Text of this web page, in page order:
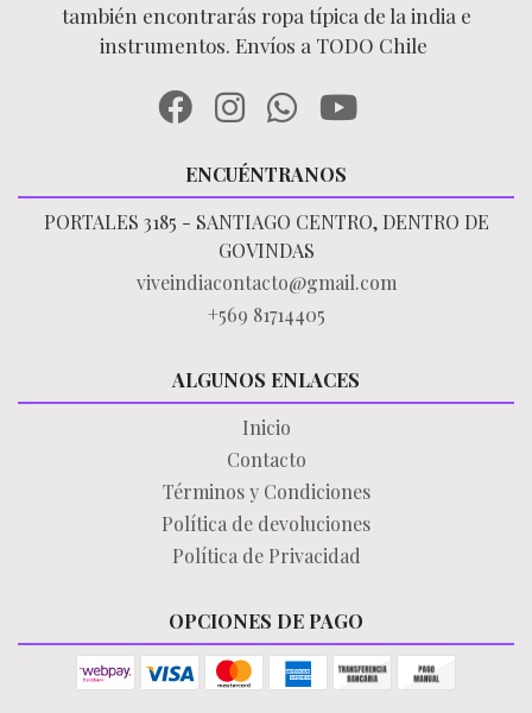
también encontrarás ropa típica de la india e
instrumentos. Envíos a TODO Chile
ENCUÉNTRANOS
PORTALES 3185 - SANTIAGO CENTRO, DENTRO DE
GOVINDAS
viveindiacontacto@gmail.com
+569 81714405
ALGUNOS ENLACES
Inicio
Contacto
Términos y Condiciones
Política de devoluciones
Política de Privacidad
OPCIONES DE PAGO